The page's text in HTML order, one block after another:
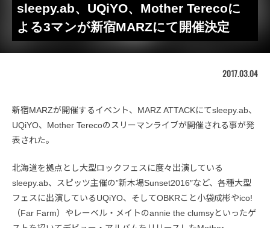
sleepy.ab、UQiYO、Mother Terecoに
よる3マンが新宿MARZにて開催決定
2017.03.04
新宿MARZが開催するイベント、MARZ ATTACKにてsleepy.ab、
UQiYO、Mother Terecoのスリーマンライブが開催される事が発
表された。
北海道を拠点とし大型ロックフェスに度々出演している
sleepy.ab、スピッツ主催の”新木場Sunset2016″など、各種大型
フェスに出演しているUQiYO、そしてOBKRこと小袋成彬やico!
（Far Farm）やレーベル・メイトのannie the clumsyといったゲ